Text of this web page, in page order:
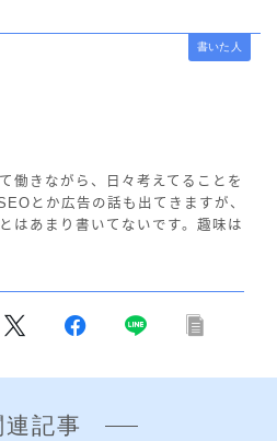
書いた人
働きながら、日々考えてることを
とか広告の話も出てきますが、
はあまり書いてないです。趣味は
連記事